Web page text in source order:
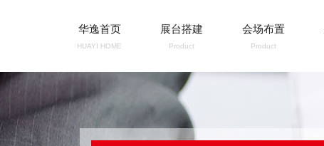
华逸首页
HUAYI HOME
展台搭建
Product
会场布置
Product